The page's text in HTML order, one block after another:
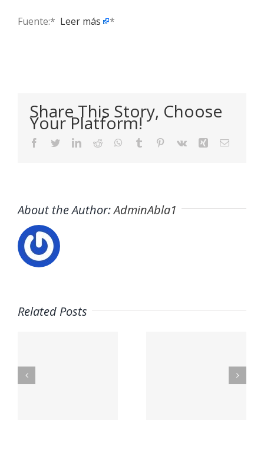
Fuente:* ​ Leer más *
Share This Story, Choose
Your Platform!
Facebook
TwitterLinkedIn
Reddit WhatsApp
Tumblr Pinterest
Vk Xing Email
About the Author:AdminAbla1
Related Posts
con
nosotros